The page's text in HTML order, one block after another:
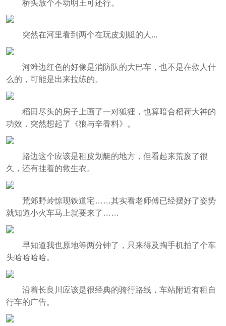
桥头放个不动明王可还行。
突然在河里看到两个在玩皮划艇的人...
河滩边红色的好像是消防队的大巴车，也不是在救人什
么的，可能是出来拉练的。
稻田尽头的房子上画了一对狐狸，也算暗合稻荷大神的
功效，突然想起了《狼与辛香料》。
路边这个应该是租皮划艇的地方，但看起来荒废了很
久，还有挂着的救生衣。
荒郊野岭惊现铁道宅……其实看老师傅已经摆好了姿势
就知道小火车马上就要来了……
早知道我也原地等两分钟了，只来得及掏手机拍了个车
头哈哈哈哈。
沿着长良川应该是很经典的骑行路线，车站附近有租自
行车的广告。